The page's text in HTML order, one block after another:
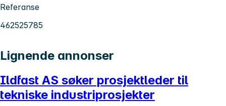
Referanse
462525785
Lignende annonser
Ildfast AS søker prosjektleder til
tekniske industriprosjekter